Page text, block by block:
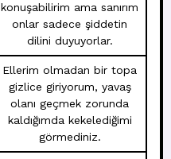
konuşabilirim ama sanırım
onlar sadece şiddetin
dilini duyuyorlar.
Ellerim olmadan bir topa
gizlice giriyorum, yavaş
olanı geçmek zorunda
kaldığımda kekelediğimi
görmediniz.